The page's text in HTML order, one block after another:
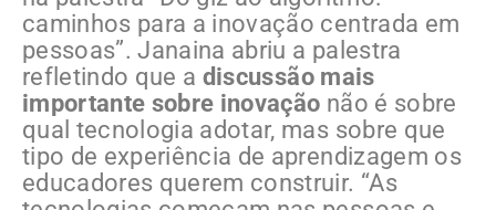
caminhos para a inovação centrada em
pessoas”. Janaina abriu a palestra
refletindo que a discussão mais
importante sobre inovação não é sobre
qual tecnologia adotar, mas sobre que
tipo de experiência de aprendizagem os
educadores querem construir. “As